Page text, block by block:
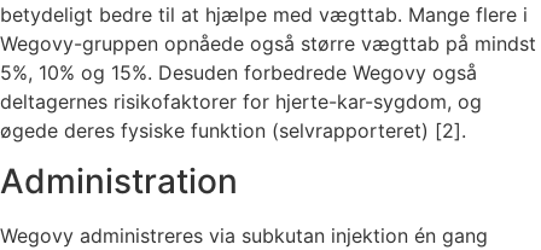
betydeligt bedre til at hjælpe med vægttab. Mange flere i
Wegovy-gruppen opnåede også større vægttab på mindst
5%, 10% og 15%. Desuden forbedrede Wegovy også
deltagernes risikofaktorer for hjerte-kar-sygdom, og
øgede deres fysiske funktion (selvrapporteret) [2].
Administration
Wegovy administreres via subkutan injektion én gang